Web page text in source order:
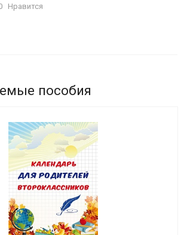
Нравится
пособия